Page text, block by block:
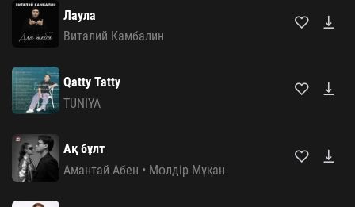
Лаула
Виталий Камбалин
Qatty Tatty
TUNIYA
Ақ бұлт
Амантай Абен • Мөлдір Мұқан